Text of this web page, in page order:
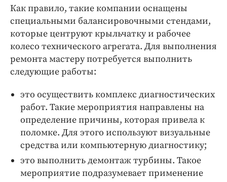
Как правило, такие компании оснащены
специальными балансировочными стендами,
которые центруют крыльчатку и рабочее
колесо технического агрегата. Для выполнения
ремонта мастеру потребуется выполнить
следующие работы:
это осуществить комплекс диагностических
работ. Такие мероприятия направлены на
определение причины, которая привела к
поломке. Для этого используют визуальные
средства или компьютерную диагностику;
это выполнить демонтаж турбины. Такое
мероприятие подразумевает применение